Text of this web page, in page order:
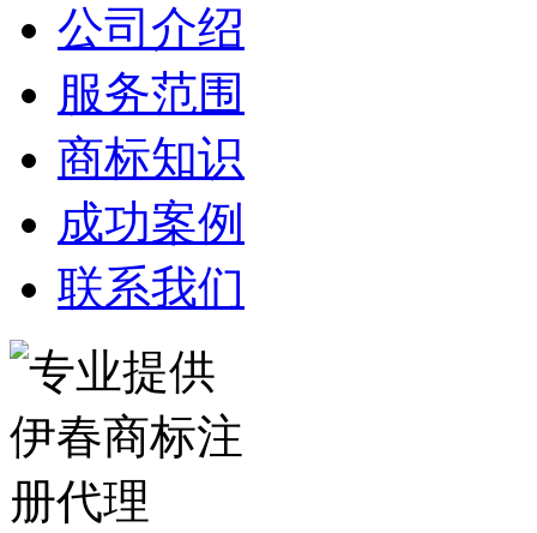
公司介绍
服务范围
商标知识
成功案例
联系我们